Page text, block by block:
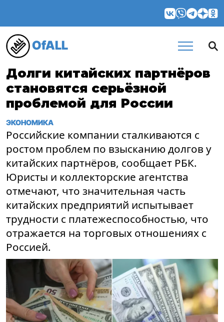
OfALL
Долги китайских партнёров
становятся серьёзной
проблемой для России
ЭКОНОМИКА
Российские компании сталкиваются с
ростом проблем по взысканию долгов у
китайских партнёров, сообщает РБК.
Юристы и коллекторские агентства
отмечают, что значительная часть
китайских предприятий испытывает
трудности с платежеспособностью, что
отражается на торговых отношениях с
Россией.